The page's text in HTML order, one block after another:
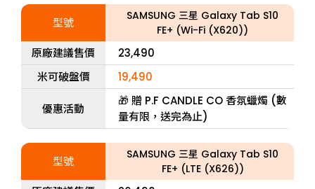
型號
SAMSUNG 三星 Galaxy Tab S10
FE+ (Wi-Fi (X620))
原廠建議售價
23,490
米可破盤價
19,490
優惠活動
🎁 贈 P.F CANDLE CO 香氛蠟燭 (數
量有限，送完為止)
型號
SAMSUNG 三星 Galaxy Tab S10
FE+ (LTE (X626))